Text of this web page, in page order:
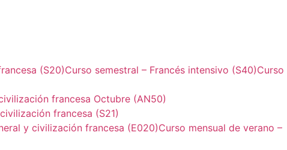
(S20)Curso semestral – Francés intensivo (S40)Curso
francesa Octubre (AN50)
francesa (S21)
y civilización francesa (E020)Curso mensual de verano –